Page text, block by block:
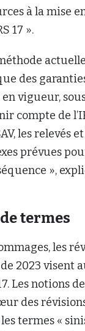
à la mise
17 ».
des
vigueur,
compte de
les relevés
prévues
»,
termes
les
2023 visent
Les notions
des
termes «